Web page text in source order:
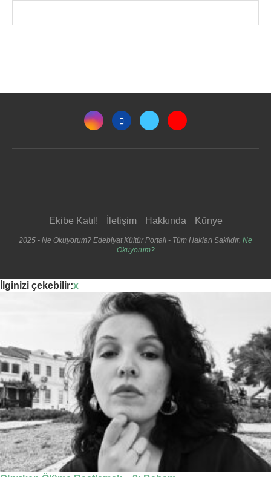
Ekibe Katıl! İletişim Hakkında Künye
2025 - Ne Okuyorum? Edebiyat Kültür Portalı - Tüm Hakları Saklıdır. Ne
Okuyorum?
İlginizi çekebilir:x